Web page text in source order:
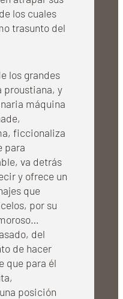
los cuales
trasunto del
los grandes
proustiana, y
máquina
ficcionaliza
para
va detrás
y ofrece un
que
por su
del
de hacer
que para él
posición